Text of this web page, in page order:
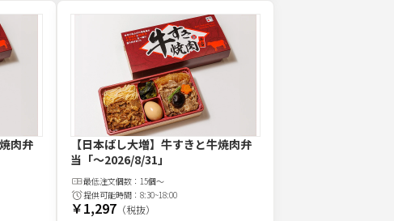
肉弁
【日本ばし大増】牛すきと牛焼肉弁
当 「～2026/8/31」
最低注文個数： 15個～
提供可能時間： 8:30~18:00
￥1,297（税抜）